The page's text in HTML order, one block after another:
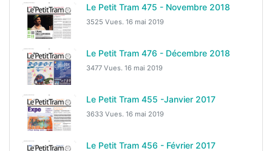
Le Petit Tram 475 - Novembre 2018
3525 Vues. 16 mai 2019
Le Petit Tram 476 - Décembre 2018
3477 Vues. 16 mai 2019
Le Petit Tram 455 -Janvier 2017
3633 Vues. 16 mai 2019
Le Petit Tram 456 - Février 2017